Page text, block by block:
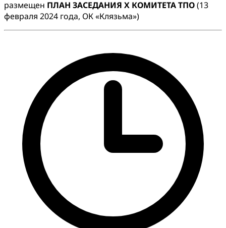
размещен ПЛАН ЗАСЕДАНИЯ Х КОМИТЕТА ТПО(13
февраля 2024 года, ОК «Клязьма»)